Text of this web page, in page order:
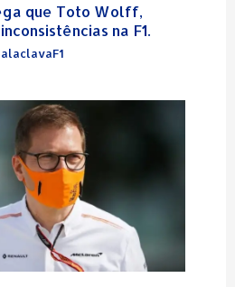
que Toto Wolff,
na F1.